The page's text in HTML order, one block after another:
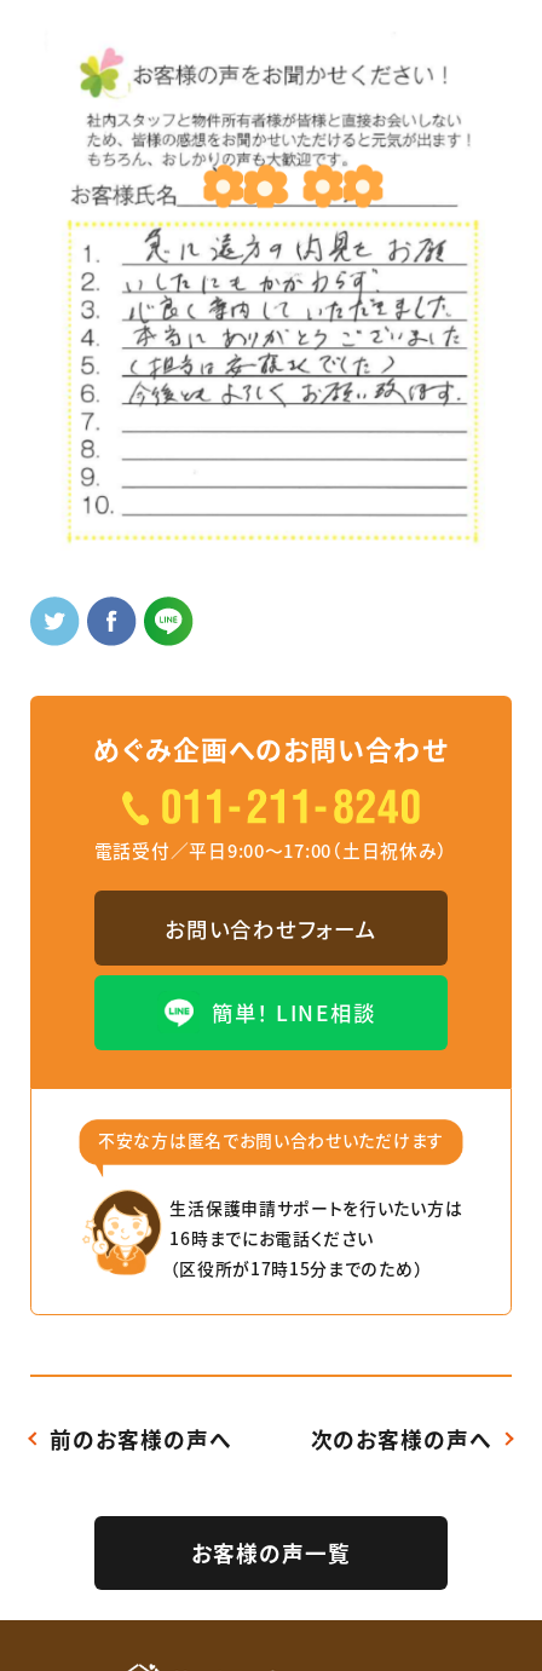
めぐみ企画へのお問い合わせ
電話受付／平日9:00～17:00（土日祝休み）
お問い合わせフォーム
簡単！ LINE相談
不安な⽅は匿名でお問い合わせいただけます
⽣活保護申請サポートを⾏いたい⽅は
16時までにお電話ください
（区役所が17時15分までのため）
前のお客様の声へ
お客様の声一覧
次のお客様の声へ